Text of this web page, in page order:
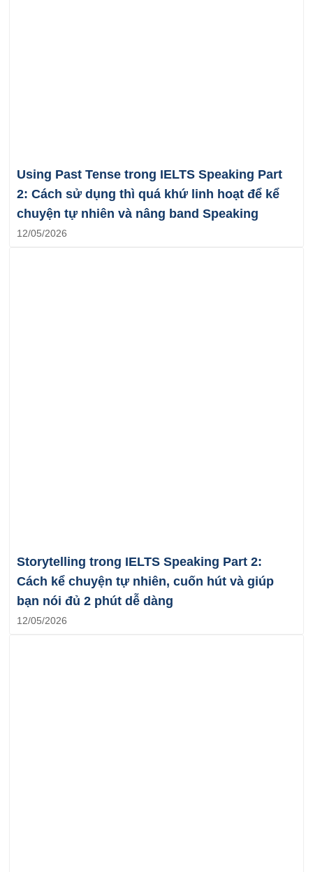
Using Past Tense trong IELTS Speaking Part
2: Cách sử dụng thì quá khứ linh hoạt để kể
chuyện tự nhiên và nâng band Speaking
12/05/2026
Storytelling trong IELTS Speaking Part 2:
Cách kể chuyện tự nhiên, cuốn hút và giúp
bạn nói đủ 2 phút dễ dàng
12/05/2026